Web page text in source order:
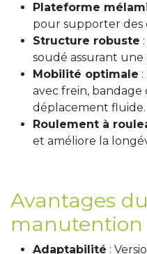
Plateforme
pour supporter des
Structure robuste
soudé assurant
Mobilité optimale
avec frein,
déplacement fluide.
Roulement à
et améliore la
Avantages
manutention
Adaptabilité :